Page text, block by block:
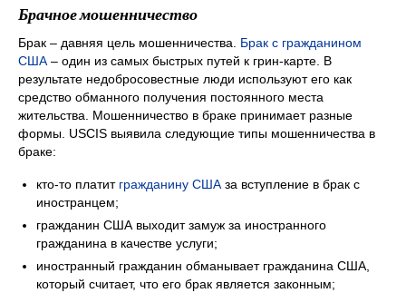
Брачное мошенничество
Брак – давняя цель мошенничества. Брак с гражданином
США– один из самых быстрых путей к грин-карте. В
результате недобросовестные люди используют его как
средство обманного получения постоянного места
жительства. Мошенничество в браке принимает разные
формы. USCIS выявила следующие типы мошенничества в
браке:
кто-то платитгражданину СШАза вступление в брак с
иностранцем;
гражданин США выходит замуж за иностранного
гражданина в качестве услуги;
иностранный гражданин обманывает гражданина США,
который считает, что его брак является законным;